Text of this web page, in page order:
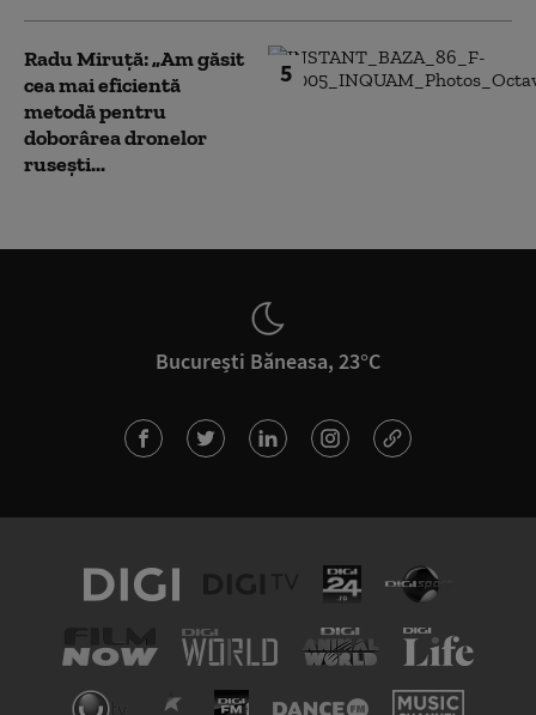
5
Radu Miruță: „Am găsit
cea mai eficientă
metodă pentru
doborârea dronelor
rusești...
București Băneasa, 23°C